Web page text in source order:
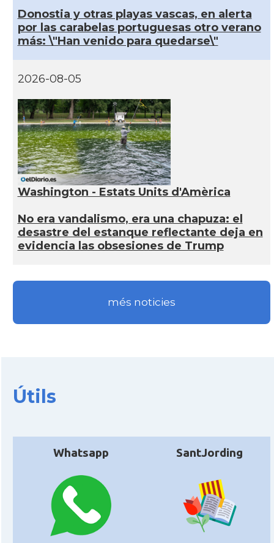
Donostia y otras playas vascas, en alerta
por las carabelas portuguesas otro verano
más: \"Han venido para quedarse\"
2026-08-05
Washington - Estats Units d'Amèrica
No era vandalismo, era una chapuza: el
desastre del estanque reflectante deja en
evidencia las obsesiones de Trump
més noticies
Útils
Whatsapp SantJording